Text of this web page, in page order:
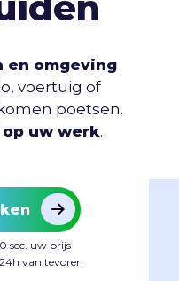
en omgeving
voertuig of
poetsen.
uw werk.
sec. uw prijs
van tevoren